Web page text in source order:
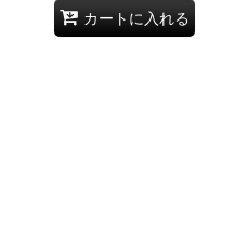
カートに入れる